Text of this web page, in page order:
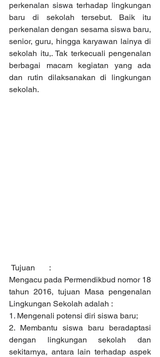
perkenalan siswa terhadap lingkungan
baru di sekolah tersebut. Baik itu
perkenalan dengan sesama siswa baru,
senior, guru, hingga karyawan lainya di
sekolah itu,. Tak terkecuali pengenalan
berbagai macam kegiatan yang ada
dan rutin dilaksanakan di lingkungan
sekolah.
Tujuan	:
Mengacu pada Permendikbud nomor 18
tahun 2016, tujuan Masa pengenalan
Lingkungan Sekolah adalah :
1. Mengenali potensi diri siswa baru;
2. Membantu siswa baru beradaptasi
dengan lingkungan sekolah dan
sekitarnya, antara lain terhadap aspek